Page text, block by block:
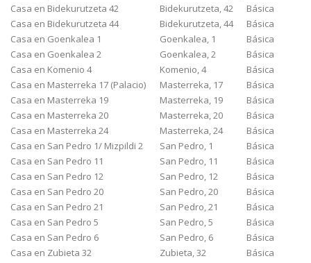
Casa en Bidekurutzeta 42
Bidekurutzeta, 42
Básica
Casa en Bidekurutzeta 44
Bidekurutzeta, 44
Básica
Casa en Goenkalea 1
Goenkalea, 1
Básica
Casa en Goenkalea 2
Goenkalea, 2
Básica
Casa en Komenio 4
Komenio, 4
Básica
Casa en Masterreka 17 (Palacio)
Masterreka, 17
Básica
Casa en Masterreka 19
Masterreka, 19
Básica
Casa en Masterreka 20
Masterreka, 20
Básica
Casa en Masterreka 24
Masterreka, 24
Básica
Casa en San Pedro 1/ Mizpildi 2
San Pedro, 1
Básica
Casa en San Pedro 11
San Pedro, 11
Básica
Casa en San Pedro 12
San Pedro, 12
Básica
Casa en San Pedro 20
San Pedro, 20
Básica
Casa en San Pedro 21
San Pedro, 21
Básica
Casa en San Pedro 5
San Pedro, 5
Básica
Casa en San Pedro 6
San Pedro, 6
Básica
Casa en Zubieta 32
Zubieta, 32
Básica